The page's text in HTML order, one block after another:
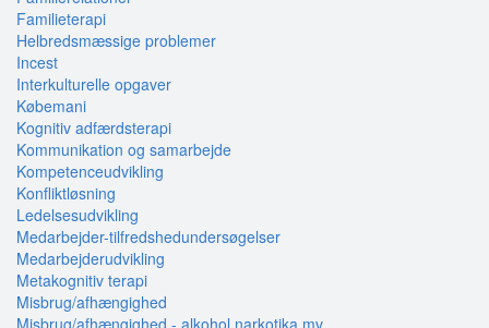
Familieterapi
Helbredsmæssige problemer
Incest
Interkulturelle opgaver
Købemani
Kognitiv adfærdsterapi
Kommunikation og samarbejde
Kompetenceudvikling
Konfliktløsning
Ledelsesudvikling
Medarbejder-tilfredshedundersøgelser
Medarbejderudvikling
Metakognitiv terapi
Misbrug/afhængighed
Misbrug/afhængighed - alkohol narkotika mv.